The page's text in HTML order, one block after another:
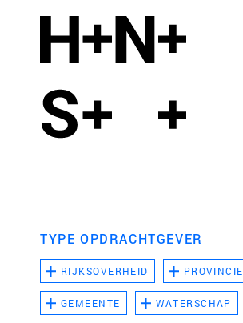
TYPE OPDRACHTGEVER
RIJKSOVERHEID PROVINCIE
GEMEENTE WATERSCHAP